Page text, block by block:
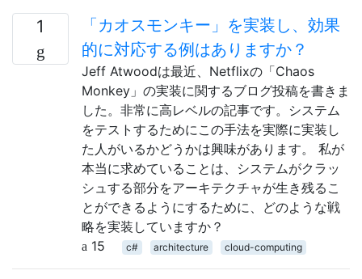
1
「カオスモンキー」を実装し、効果
的に対応する例はありますか？
Jeff Atwoodは最近、Netflixの「Chaos
Monkey」の実装に関するブログ投稿を書きま
した。非常に高レベルの記事です。システム
をテストするためにこの手法を実際に実装し
た人がいるかどうかは興味があります。 私が
本当に求めていることは、システムがクラッ
シュする部分をアーキテクチャが生き残るこ
とができるようにするために、どのような戦
略を実装していますか？
15
c# architecture cloud-computing